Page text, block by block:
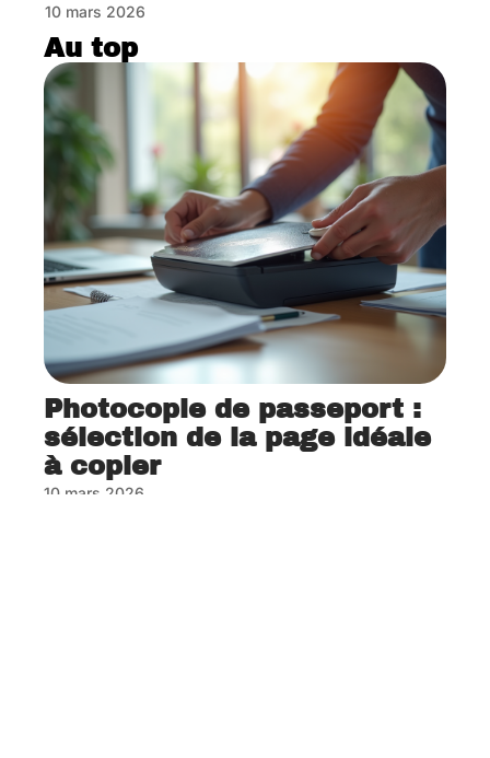
10 mars 2026
Au top
Photocopie de passeport :
sélection de la page idéale
à copier
10 mars 2026